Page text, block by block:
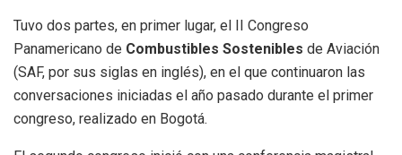
Tuvo dos partes, en primer lugar, el II Congreso
Panamericano de Combustibles Sostenibles de Aviación
(SAF, por sus siglas en inglés), en el que continuaron las
conversaciones iniciadas el año pasado durante el primer
congreso, realizado en Bogotá.